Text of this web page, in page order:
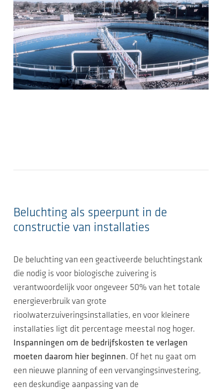
Beluchting als speerpunt in de
constructie van installaties
De beluchting van een geactiveerde beluchtingstank
die nodig is voor biologische zuivering is
verantwoordelijk voor ongeveer 50% van het totale
energieverbruik van grote
rioolwaterzuiveringsinstallaties, en voor kleinere
installaties ligt dit percentage meestal nog hoger.
Inspanningen om de bedrijfskosten te verlagen
moeten daarom hier beginnen. Of het nu gaat om
een nieuwe planning of een vervangingsinvestering,
een deskundige aanpassing van de